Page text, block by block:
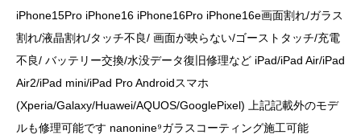
iPhone15Pro iPhone16 iPhone16Pro iPhone16e画面割れ/ガラス
割れ/液晶割れ/タッチ不良/ 画面が映らない/ゴーストタッチ/充電
不良/ バッテリー交換/水没データ復旧修理など iPad/iPad Air/iPad
Air2/iPad mini/iPad Pro Androidスマホ
(Xperia/Galaxy/Huawei/AQUOS/GooglePixel) 上記記載外のモデ
ルも修理可能です nanonine⁹ガラスコーティング施工可能